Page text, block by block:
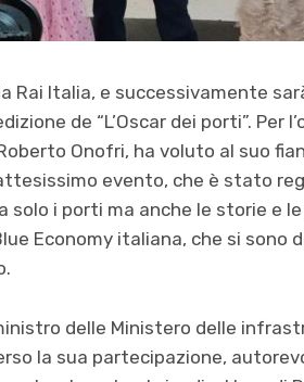
Rai Italia, e successivamente
de “L’Oscar dei porti”. Per
Onofri, ha voluto al suo
evento, che è stato
solo i porti ma anche le storie e
Economy italiana, che si sono
delle Ministero delle
la sua partecipazione,